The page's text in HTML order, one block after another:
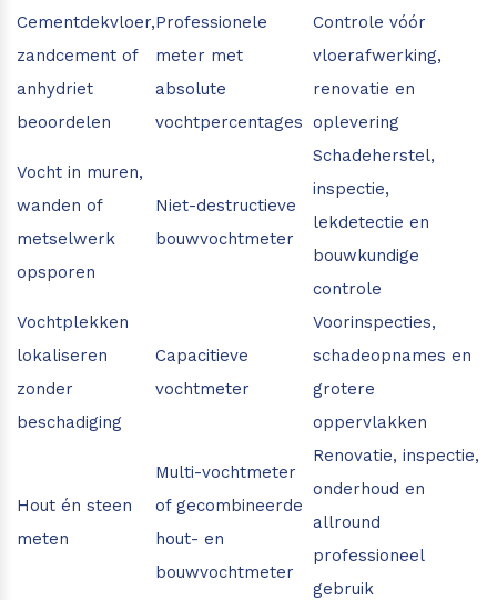
Cementdekvloer,
zandcement of
anhydriet
beoordelen
Professionele
meter met
absolute
vochtpercentages
Controle vóór
vloerafwerking,
renovatie en
oplevering
Vocht in muren,
wanden of
metselwerk
opsporen
Niet-destructieve
bouwvochtmeter
Schadeherstel,
inspectie,
lekdetectie en
bouwkundige
controle
Vochtplekken
lokaliseren
zonder
beschadiging
Capacitieve
vochtmeter
Voorinspecties,
schadeopnames en
grotere
oppervlakken
Hout én steen
meten
Multi-vochtmeter
of gecombineerde
hout- en
bouwvochtmeter
Renovatie, inspectie,
onderhoud en
allround
professioneel
gebruik